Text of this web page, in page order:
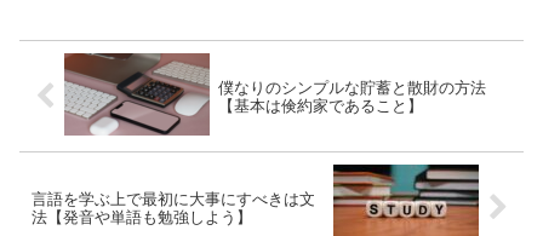
僕なりのシンプルな貯蓄と散財の方法
【基本は倹約家であること】
言語を学ぶ上で最初に大事にすべきは文
法【発音や単語も勉強しよう】